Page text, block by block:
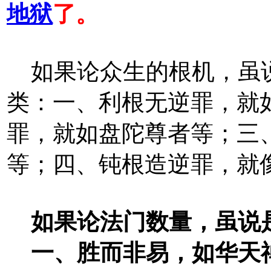
地狱了。
如果论众生的根机，虽
类：一、利根无逆罪，就
罪，就如盘陀尊者等；三
等；四、钝根造逆罪，就
如果论法门数量，虽说
一、胜而非易，如华天